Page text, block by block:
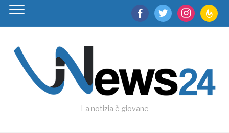
facebooktwitter instagram
La notizia è giovane